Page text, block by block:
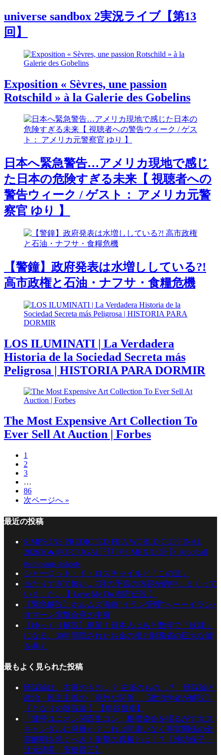
universe sandbox 2実況ライブ【第13
回】
Exposition « Sèvres, une passion
Rotschild » à la Galerie des Gobelins
日本へ緊急警告…アメリカ現地で感じ
た日本の危険すぎる未来【 視聴者への
警告ウィーク / ゲスト： アメリカ元警
察官 ゆり 】
【警鐘】政府発表は水増ししている?!
高市政権と石油・ナフサ・食糧危機
LOS ILUMINATI | La Verdadera
Historia de la Sociedad Secreta más
Peligrosa | HISTORIA PARA DORMIR
The Most Expensive Art Collection To
Ever Sell At Auction | Forbes
1
2
3
…
86
次ページへ »
最近の投稿
SIMPSONS PREDICTED FIFA WORLD CUP FINAL
2026☠️🔥||PORTUGAL🇵🇹 VS MEXICO🇲🇽 #football
#simpsons #shorts
シャーロット・ド・ロスチャイルド「この道」
当たりすぎて怖い…7月の予言の内容が的中しまくって
いました…【 Love Me Do 都市伝説 】
【緊急解説】ホルムズ海峡”イラン管理”へーーイラン×
オマーン電撃合意の中身
【ゆっくり解説】絶望！日本人はあと数年で「奴隷」
になる。30年間隠されたお金の檻と財務省の巨大な嘘
を暴く
最もよく見られた投稿
陰謀論は、右派のもの…？ 左派のもの…？ 陰謀論と
政治・民主主義の「意外な関係」【政治学者が解説】
【となりの陰謀論 】【烏谷昌幸】
「連帯ユニオン関西生コン」相撲協会を揺るがす大ス
キャンダルに発展か？これは間違いなく事実関係の全
容解明を急ぐべき！衝撃の真相とは！？【池坊保子・
辻元清美・安倍晋三】